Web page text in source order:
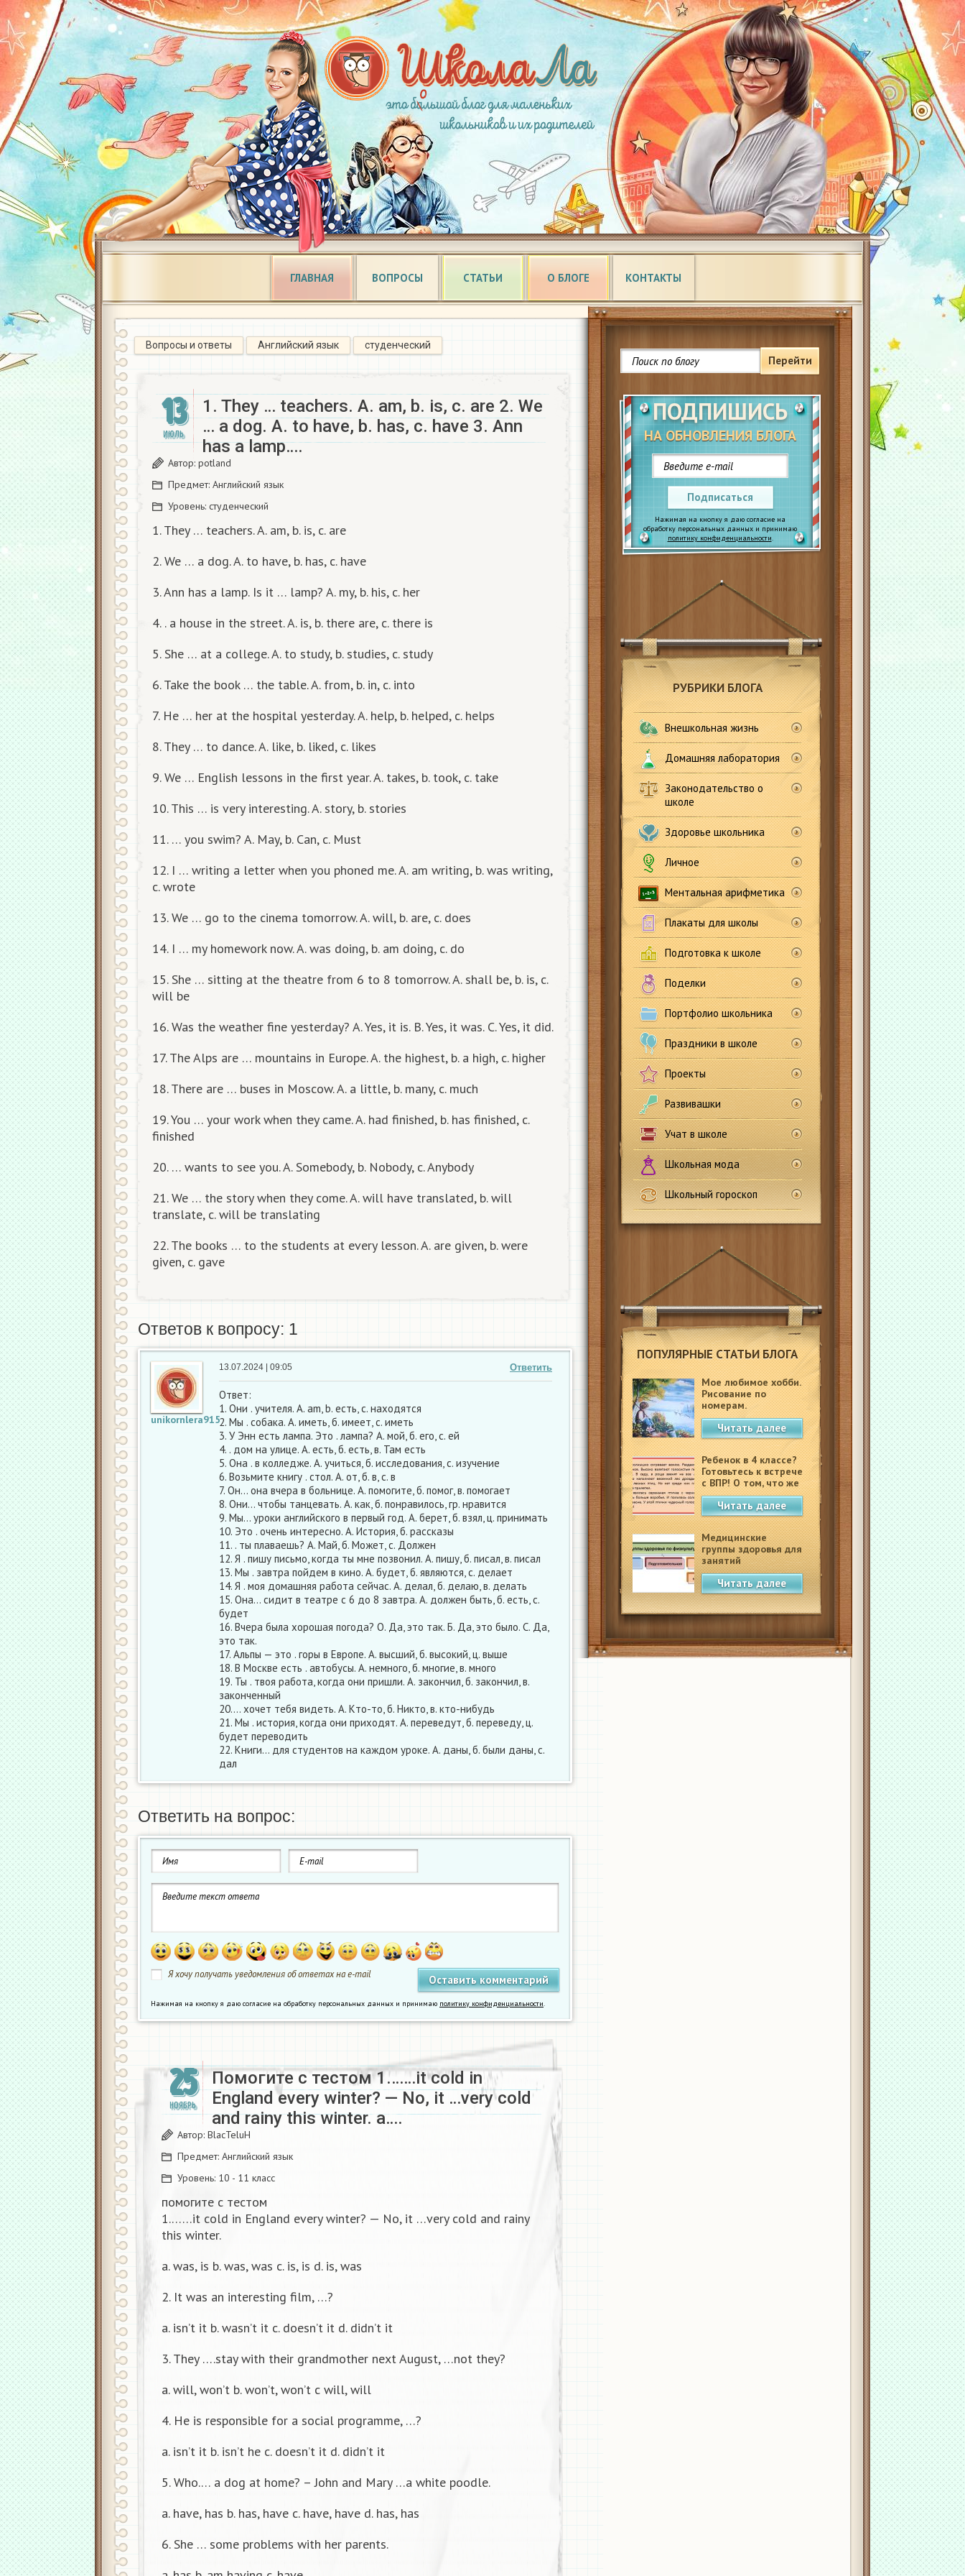
ГЛАВНАЯ ВОПРОСЫ СТАТЬИ О БЛОГЕ КОНТАКТЫ
Перейти
ПОДПИШИСЬ
НА ОБНОВЛЕНИЯ БЛОГА
Подписаться
Нажимая на кнопку я даю согласие на
обработку персональных данных и принимаю
политику конфиденциальности.
РУБРИКИ БЛОГА
Внешкольная жизнь
Домашняя лаборатория
Законодательство о
школе
Здоровье школьника
Личное
Ментальная арифметика
Плакаты для школы
Подготовка к школе
Поделки
Портфолио школьника
Праздники в школе
Проекты
Развивашки
Учат в школе
Школьная мода
Школьный гороскоп
ПОПУЛЯРНЫЕ СТАТЬИ БЛОГА
Мое любимое хобби.
Рисование по
номерам.
Читать далее
Ребенок в 4 классе?
Готовьтесь к встрече
с ВПР! О том, что же
это такое.
Читать далее
Медицинские
группы здоровья для
занятий
физкультурой в
школеЧитать далее
Вопросы и ответы Английский язык студенческий
13
ИЮЛЬ
1. They … teachers. A. am, b. is, c. are 2. We
… a dog. A. to have, b. has, c. have 3. Ann
has a lamp….
Автор: potland
Предмет: Английский язык
Уровень: студенческий
1. They … teachers. A. am, b. is, c. are
2. We … a dog. A. to have, b. has, c. have
3. Ann has a lamp. Is it … lamp? A. my, b. his, c. her
4. . a house in the street. A. is, b. there are, c. there is
5. She … at a college. A. to study, b. studies, c. study
6. Take the book … the table. A. from, b. in, c. into
7. He … her at the hospital yesterday. A. help, b. helped, c. helps
8. They … to dance. A. like, b. liked, c. likes
9. We … English lessons in the first year. A. takes, b. took, c. take
10. This … is very interesting. A. story, b. stories
11. … you swim? A. May, b. Can, c. Must
12. I … writing a letter when you phoned me. A. am writing, b. was writing,
c. wrote
13. We … go to the cinema tomorrow. A. will, b. are, c. does
14. I … my homework now. A. was doing, b. am doing, c. do
15. She … sitting at the theatre from 6 to 8 tomorrow. A. shall be, b. is, c.
will be
16. Was the weather fine yesterday? A. Yes, it is. B. Yes, it was. C. Yes, it did.
17. The Alps are … mountains in Europe. A. the highest, b. a high, c. higher
18. There are … buses in Moscow. A. a little, b. many, c. much
19. You … your work when they came. A. had finished, b. has finished, c.
finished
20. … wants to see you. A. Somebody, b. Nobody, c. Anybody
21. We … the story when they come. A. will have translated, b. will
translate, c. will be translating
22. The books … to the students at every lesson. A. are given, b. were
given, c. gave
Ответов к вопросу: 1
unikornlera915
Ответить
13.07.2024 | 09:05
Ответ:
1. Они . учителя. A. am, b. есть, с. находятся
2. Мы . собака. А. иметь, б. имеет, c. иметь
3. У Энн есть лампа. Это . лампа? А. мой, б. его, c. ей
4. . дом на улице. А. есть, б. есть, в. Там есть
5. Она . в колледже. А. учиться, б. исследования, c. изучение
6. Возьмите книгу . стол. А. от, б. в, c. в
7. Он… она вчера в больнице. А. помогите, б. помог, в. помогает
8. Они… чтобы танцевать. А. как, б. понравилось, гр. нравится
9. Мы… уроки английского в первый год. А. берет, б. взял, ц. принимать
10. Это . очень интересно. А. История, б. рассказы
11. . ты плаваешь? А. Май, б. Может, с. Должен
12. Я . пишу письмо, когда ты мне позвонил. А. пишу, б. писал, в. писал
13. Мы . завтра пойдем в кино. А. будет, б. являются, c. делает
14. Я . моя домашняя работа сейчас. А. делал, б. делаю, в. делать
15. Она… сидит в театре с 6 до 8 завтра. А. должен быть, б. есть, с.
будет
16. Вчера была хорошая погода? О. Да, это так. Б. Да, это было. C. Да,
это так.
17. Альпы — это . горы в Европе. А. высший, б. высокий, ц. выше
18. В Москве есть . автобусы. А. немного, б. многие, в. много
19. Ты . твоя работа, когда они пришли. А. закончил, б. закончил, в.
законченный
20.… хочет тебя видеть. А. Кто-то, б. Никто, в. кто-нибудь
21. Мы . история, когда они приходят. А. переведут, б. переведу, ц.
будет переводить
22. Книги… для студентов на каждом уроке. А. даны, б. были даны, c.
дал
Ответить на вопрос:
Я хочу получать уведомления об ответах на e-mail
Нажимая на кнопку я даю согласие на обработку персональных данных и принимаю политику конфиденциальности.
25
НОЯБРЬ
Помогите с тестом 1.……it cold in
England every winter? — No, it …very cold
and rainy this winter. a….
Автор: BlacTeluH
Предмет: Английский язык
Уровень: 10 - 11 класс
помогите с тестом
1.……it cold in England every winter? — No, it …very cold and rainy
this winter.
a. was, is b. was, was c. is, is d. is, was
2. It was an interesting film, …?
a. isn’t it b. wasn’t it c. doesn’t it d. didn’t it
3. They ….stay with their grandmother next August, …not they?
a. will, won’t b. won’t, won’t c will, will
4. He is responsible for a social programme, …?
a. isn’t it b. isn’t he c. doesn’t it d. didn’t it
5. Who.… a dog at home? – John and Mary …a white poodle.
a. have, has b. has, have c. have, have d. has, has
6. She … some problems with her parents.